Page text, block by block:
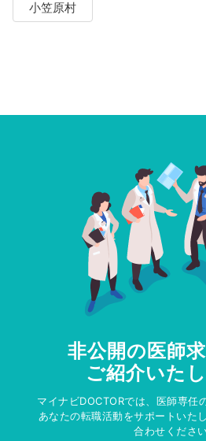
小笠原村
非公開の医師
ご紹介いた
マイナビDOCTORでは、医師専任
あなたの転職活動をサポートいた
合わせください